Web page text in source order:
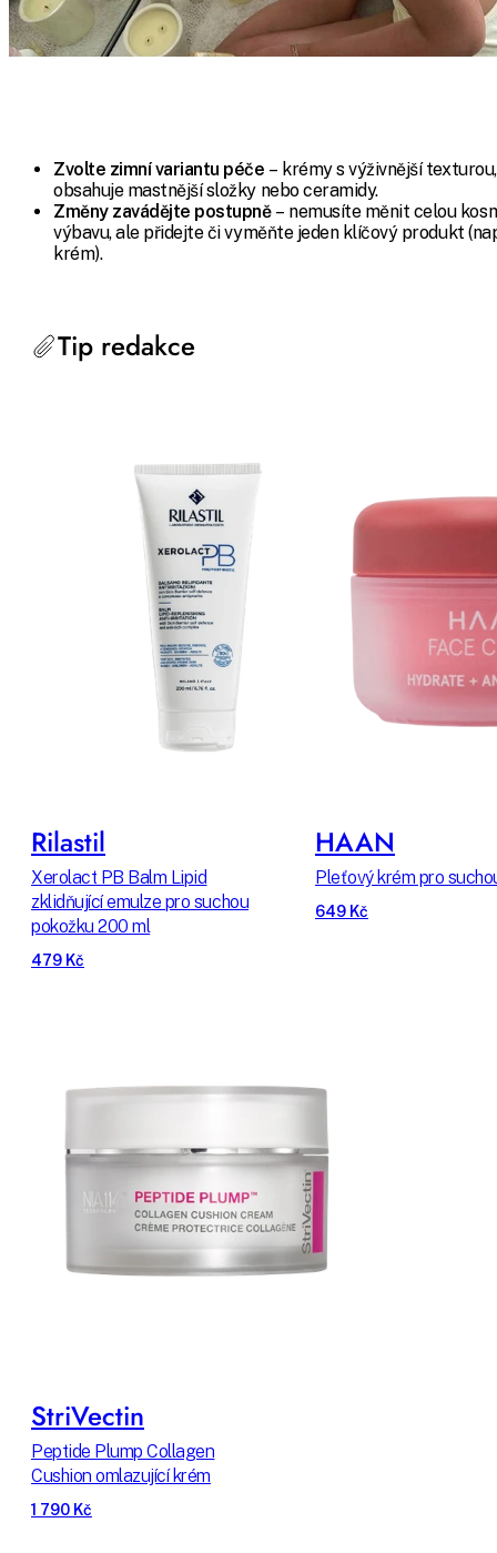
Zvolte zimní variantu péče – krémy s výživnější
obsahuje mastnější složky nebo ceramidy.
Změny zavádějte postupně– nemusíte měnit celou
výbavu, ale přidejte či vyměňte jeden klíčový produkt
krém).
Tip redakce
Rilastil
Xerolact PB Balm Lipid
zklidňující emulze pro suchou
pokožku 200 ml
479 Kč
HAAN
Pleťový krém pro
649 Kč
StriVectin
Peptide Plump Collagen
Cushion omlazující krém
1 790 Kč